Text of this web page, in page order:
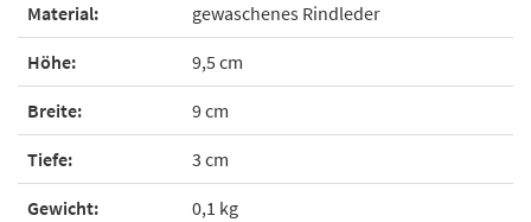
Material: gewaschenes Rindleder
Höhe: 9,5 cm
Breite: 9 cm
Tiefe: 3 cm
Gewicht: 0,1 kg